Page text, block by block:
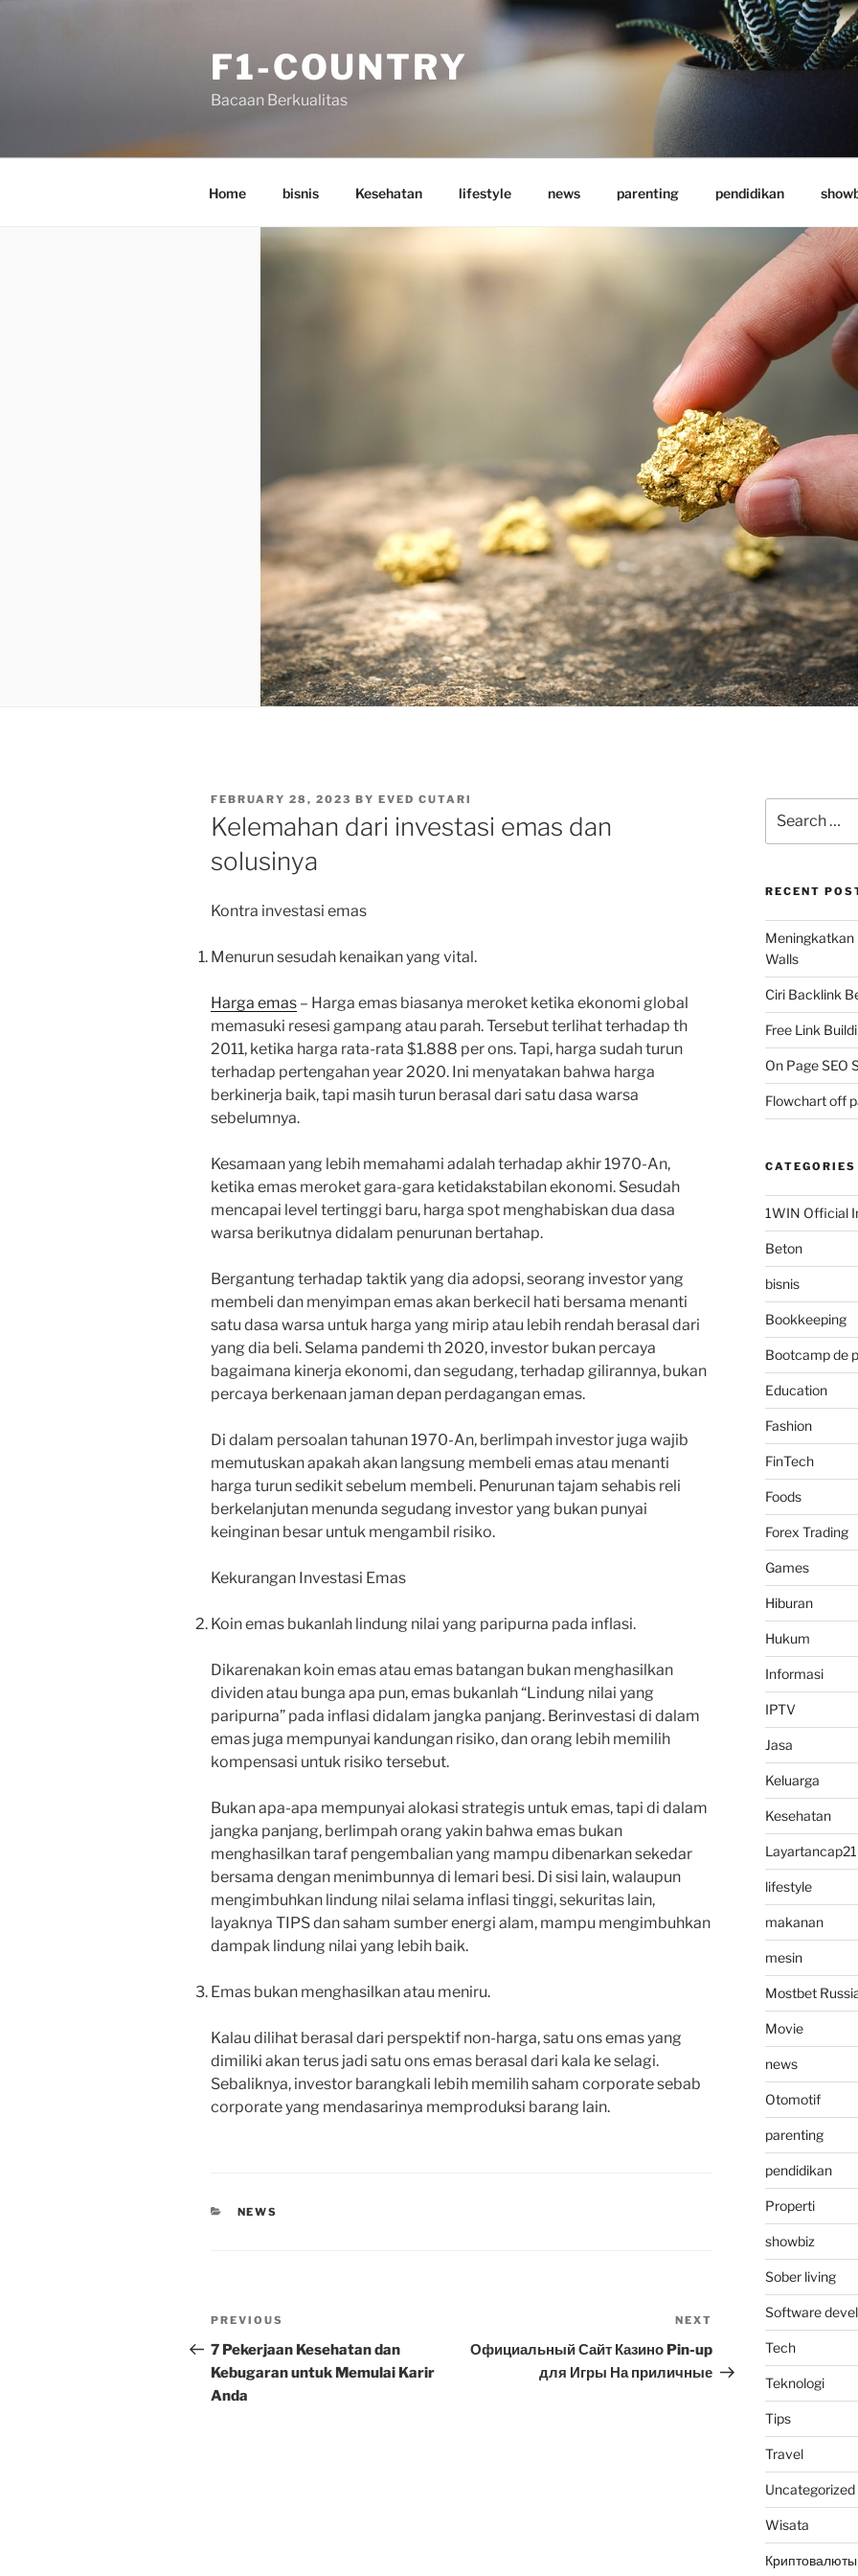
F1-COUNTRY
Bacaan Berkualitas
Home bisnis Kesehatan lifestyle news parenting pendidikan
POSTED
ON
FEBRUARY 28, 2023 BY EVED CUTARI
Kelemahan dari investasi emas dan
solusinya
Kontra investasi emas
Menurun sesudah kenaikan yang vital.
Harga emas – Harga emas biasanya meroket ketika ekonomi global
memasuki resesi gampang atau parah. Tersebut terlihat terhadap th
2011, ketika harga rata-rata $1.888 per ons. Tapi, harga sudah turun
terhadap pertengahan year 2020. Ini menyatakan bahwa harga
berkinerja baik, tapi masih turun berasal dari satu dasa warsa
sebelumnya.
Kesamaan yang lebih memahami adalah terhadap akhir 1970-An,
ketika emas meroket gara-gara ketidakstabilan ekonomi. Sesudah
mencapai level tertinggi baru, harga spot menghabiskan dua dasa
warsa berikutnya didalam penurunan bertahap.
Bergantung terhadap taktik yang dia adopsi, seorang investor yang
membeli dan menyimpan emas akan berkecil hati bersama menanti
satu dasa warsa untuk harga yang mirip atau lebih rendah berasal dari
yang dia beli. Selama pandemi th 2020, investor bukan percaya
bagaimana kinerja ekonomi, dan segudang, terhadap gilirannya, bukan
percaya berkenaan jaman depan perdagangan emas.
Di dalam persoalan tahunan 1970-An, berlimpah investor juga wajib
memutuskan apakah akan langsung membeli emas atau menanti
harga turun sedikit sebelum membeli. Penurunan tajam sehabis reli
berkelanjutan menunda segudang investor yang bukan punyai
keinginan besar untuk mengambil risiko.
Kekurangan Investasi Emas
Koin emas bukanlah lindung nilai yang paripurna pada inflasi.
Dikarenakan koin emas atau emas batangan bukan menghasilkan
dividen atau bunga apa pun, emas bukanlah “Lindung nilai yang
paripurna” pada inflasi didalam jangka panjang. Berinvestasi di dalam
emas juga mempunyai kandungan risiko, dan orang lebih memilih
kompensasi untuk risiko tersebut.
Bukan apa-apa mempunyai alokasi strategis untuk emas, tapi di dalam
jangka panjang, berlimpah orang yakin bahwa emas bukan
menghasilkan taraf pengembalian yang mampu dibenarkan sekedar
bersama dengan menimbunnya di lemari besi. Di sisi lain, walaupun
mengimbuhkan lindung nilai selama inflasi tinggi, sekuritas lain,
layaknya TIPS dan saham sumber energi alam, mampu mengimbuhkan
dampak lindung nilai yang lebih baik.
Emas bukan menghasilkan atau meniru.
Kalau dilihat berasal dari perspektif non-harga, satu ons emas yang
dimiliki akan terus jadi satu ons emas berasal dari kala ke selagi.
Sebaliknya, investor barangkali lebih memilih saham corporate sebab
corporate yang mendasarinya memproduksi barang lain.
CATEGORIES
NEWS
Post
navigation
Previous
Post
PREVIOUS
7 Pekerjaan Kesehatan dan
Kebugaran untuk Memulai Karir
Anda
Post
NEXT
Официальный Сайт Казино Pin-up
для Игры На приличные
for:
RECENT
Meningkatkan
Walls
Ciri Backlink
Free Link
On Page SEO
Flowchart off
CATEGORIES
1WIN Official
Beton
bisnis
Bookkeeping
Bootcamp de
Education
Fashion
FinTech
Foods
Forex Trading
Games
Hiburan
Hukum
Informasi
IPTV
Jasa
Keluarga
Kesehatan
Layartancap21
lifestyle
makanan
mesin
Mostbet
Movie
news
Otomotif
parenting
pendidikan
Properti
showbiz
Sober living
Software
Tech
Teknologi
Tips
Travel
Uncategorized
Wisata
Криптовалюты